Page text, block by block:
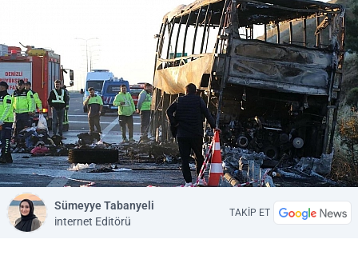
Sümeyye Tabanyeli
internet Editörü
TAKİP ET